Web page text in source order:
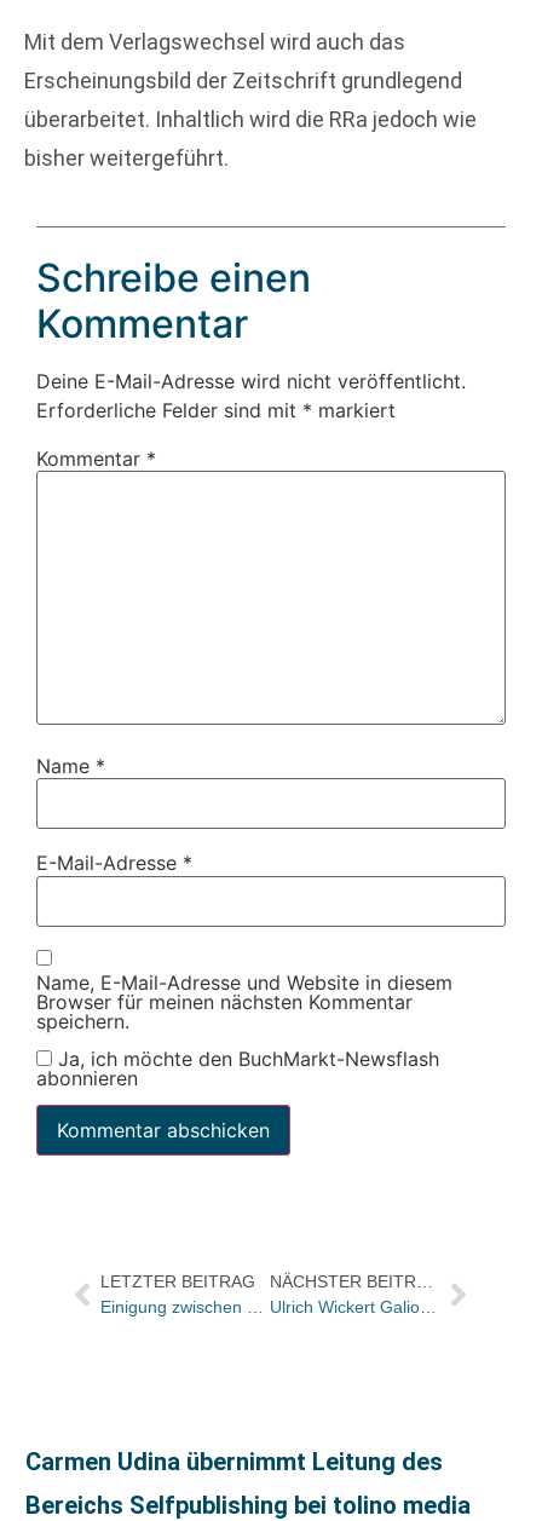
Mit dem Verlagswechsel wird auch das
Erscheinungsbild der Zeitschrift grundlegend
überarbeitet. Inhaltlich wird die RRa jedoch wie
bisher weitergeführt.
Schreibe einen
Kommentar
Deine E-Mail-Adresse wird nicht veröffentlicht.
Erforderliche Felder sind mit * markiert
Kommentar *
Name *
E-Mail-Adresse *
Name, E-Mail-Adresse und Website in diesem
Browser für meinen nächsten Kommentar
speichern.
Ja, ich möchte den BuchMarkt-Newsflash
abonnieren
LETZTER BEITRAG
Einigung zwischen Verlagen und Autoren: Gemeinsame Vergütungsregeln für die Belletristik
NÄCHSTER BEITRAG
Ulrich Wickert Galionsfigur der Leseköpfe – Aktion zum Welttag des Buches / SPIEGEL-Verlag wird Medienpartner
Carmen Udina übernimmt Leitung des
Bereichs Selfpublishing bei tolino media